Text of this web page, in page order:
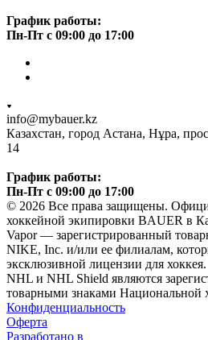
График работы:
Пн-Пт с 09:00 до 17:00
info@mybauer.kz
Казахстан, город Астана, Нұра,
14
График работы:
Пн-Пт с 09:00 до 17:00
© 2026 Все права защищены.
хоккейной экипировки BAUER в
Vapor — зарегистрированный
NIKE, Inc. и/или ее филиалам,
эксклюзивной лицензии для хоккея.
NHL и NHL Shield являются
товарными знаками
Конфиденциальность
Оферта
Разработано в